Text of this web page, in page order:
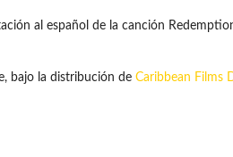
al español de la canción
bajo la distribución de Caribbean Films